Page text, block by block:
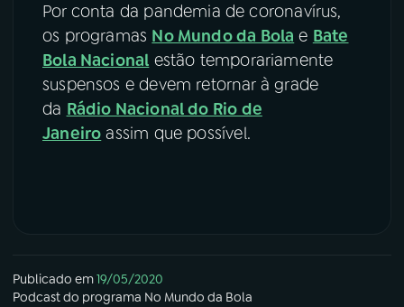
Por conta da pandemia de coronavírus,
os programas No Mundo da Bola e Bate
Bola Nacional estão temporariamente
suspensos e devem retornar à grade
da Rádio Nacional do Rio de
Janeiro assim que possível.
Publicado em19/05/2020
Podcastdo programa No Mundo da Bola